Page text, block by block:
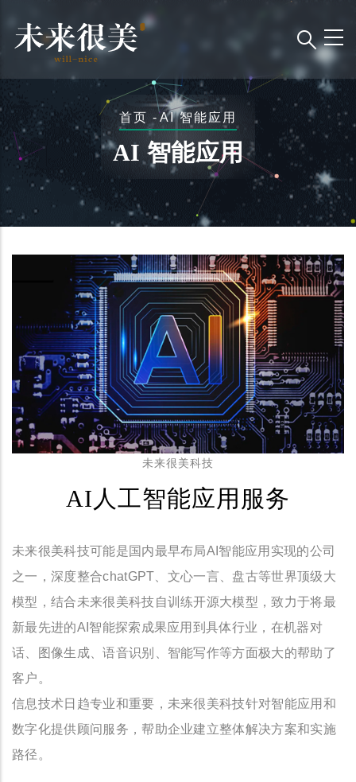
主
要
内
容
面
包
屑
首页 - AI 智能应用
AI 智能应用
未来很美科技
AI人工智能应用服务
未来很美科技可能是国内最早布局AI智能应用实现的公司
之一，深度整合chatGPT、文心一言、盘古等世界顶级大
模型，结合未来很美科技自训练开源大模型，致力于将最
新最先进的AI智能探索成果应用到具体行业，在机器对
话、图像生成、语音识别、智能写作等方面极大的帮助了
客户。
信息技术日趋专业和重要，未来很美科技针对智能应用和
数字化提供顾问服务，帮助企业建立整体解决方案和实施
路径。